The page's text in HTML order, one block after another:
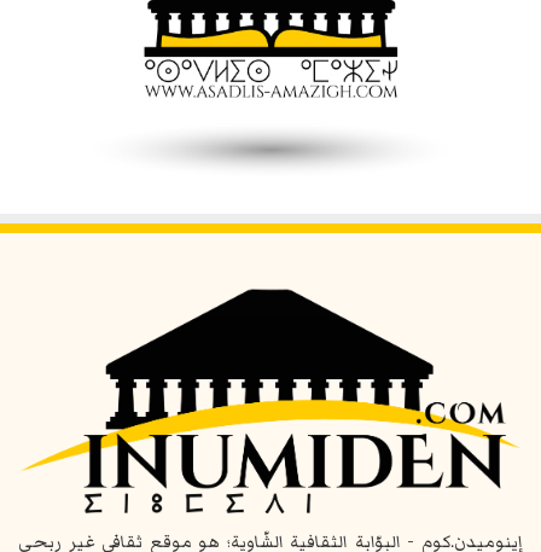
إينوميدن.كوم - البوّابة الثقافية الشّاوية؛ هو موقع ثقافي غير ربحي